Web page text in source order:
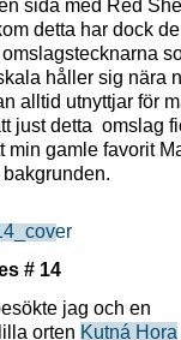
sida med Red
detta har dock
håller sig nära
alltid utnyttjar för
just detta omslag
min gamle favorit
# 14
jag och en
orten Kutná Hora